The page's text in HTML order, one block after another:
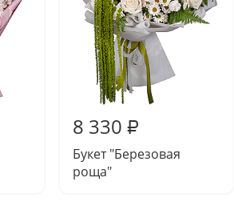
8 330 ₽
Букет "Березовая
роща"